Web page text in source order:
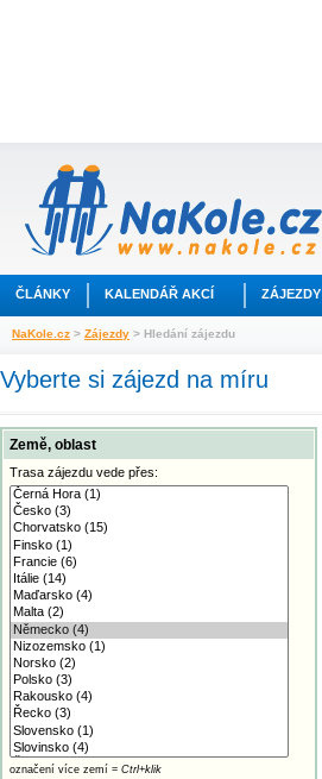
ČLÁNKY KALENDÁŘ AKCÍ ZÁJEZDY
NaKole.cz > Zájezdy > Hledání zájezdu
Vyberte si zájezd na míru
Země, oblast
Trasa zájezdu vede přes:
označení více zemí = Ctrl+klik